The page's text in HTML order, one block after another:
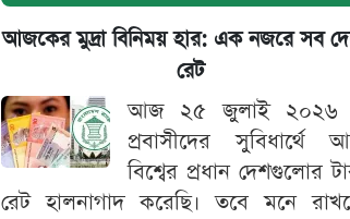
আজকের মুদ্রা বিনিময় হার: এক নজরে সব
রেট
আজ ২৫ জুলাই ২০২৬
প্রবাসীদের সুবিধার্থে
বিশ্বের প্রধান দেশগুলোর
রেট হালনাগাদ করেছি। তবে মনে